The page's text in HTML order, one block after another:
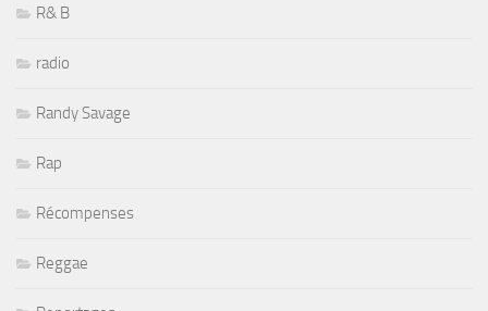
R& B
radio
Randy Savage
Rap
Récompenses
Reggae